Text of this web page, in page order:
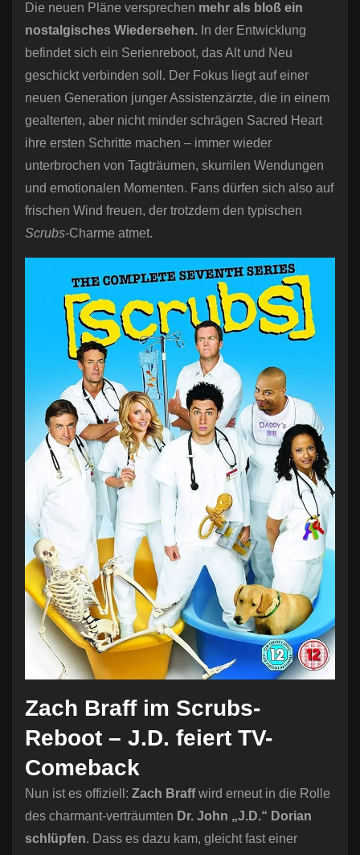
Die neuen Pläne versprechen mehr als bloß ein
nostalgisches Wiedersehen. In der Entwicklung
befindet sich ein Serienreboot, das Alt und Neu
geschickt verbinden soll. Der Fokus liegt auf einer
neuen Generation junger Assistenzärzte, die in einem
gealterten, aber nicht minder schrägen Sacred Heart
ihre ersten Schritte machen – immer wieder
unterbrochen von Tagträumen, skurrilen Wendungen
und emotionalen Momenten. Fans dürfen sich also auf
frischen Wind freuen, der trotzdem den typischen
Scrubs-Charme atmet.
Zach Braff im Scrubs-
Reboot – J.D. feiert TV-
Comeback
Nun ist es offiziell: Zach Braffwird erneut in die Rolle
des charmant-verträumten Dr. John „J.D.“ Dorian
schlüpfen. Dass es dazu kam, gleicht fast einer